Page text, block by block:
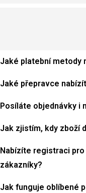
Jaké platební metody
Jaké přepravce
Posíláte objednávky i
Jak zjistím, kdy zboží
Nabízíte registraci
zákazníky?
Jak funguje oblíbené